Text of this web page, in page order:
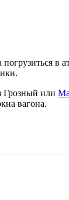
Грозный или
вагона.